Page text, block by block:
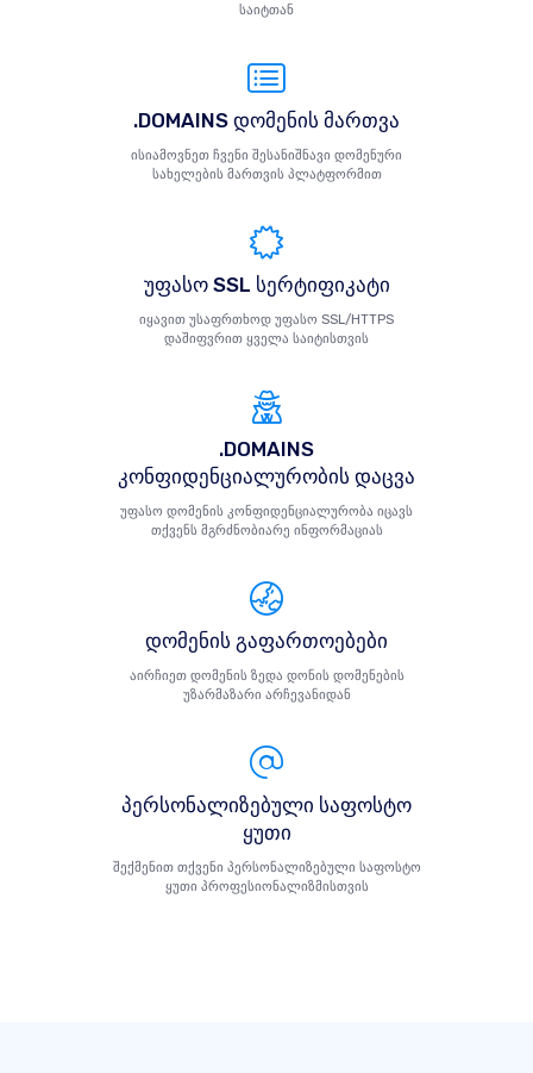
საიტთან
.DOMAINS დომენის მართვა
ისიამოვნეთ ჩვენი შესანიშნავი დომენური
სახელების მართვის პლატფორმით
უფასო SSL სერტიფიკატი
იყავით უსაფრთხოდ უფასო SSL/HTTPS
დაშიფვრით ყველა საიტისთვის
.DOMAINS
კონფიდენციალურობის დაცვა
უფასო დომენის კონფიდენციალურობა იცავს
თქვენს მგრძნობიარე ინფორმაციას
დომენის გაფართოებები
აირჩიეთ დომენის ზედა დონის დომენების
უზარმაზარი არჩევანიდან
პერსონალიზებული საფოსტო
ყუთი
შექმენით თქვენი პერსონალიზებული საფოსტო
ყუთი პროფესიონალიზმისთვის